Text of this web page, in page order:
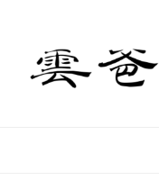
primary
navigation
content
primary
sidebar